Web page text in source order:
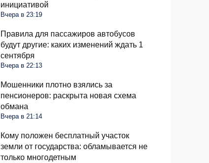
инициативой
Вчера в 23:19
Правила для пассажиров автобусов
будут другие: каких изменений ждать 1
сентября
Вчера в 22:13
Мошенники плотно взялись за
пенсионеров: раскрыта новая схема
обмана
Вчера в 21:14
Кому положен бесплатный участок
земли от государства: обламывается не
только многодетным